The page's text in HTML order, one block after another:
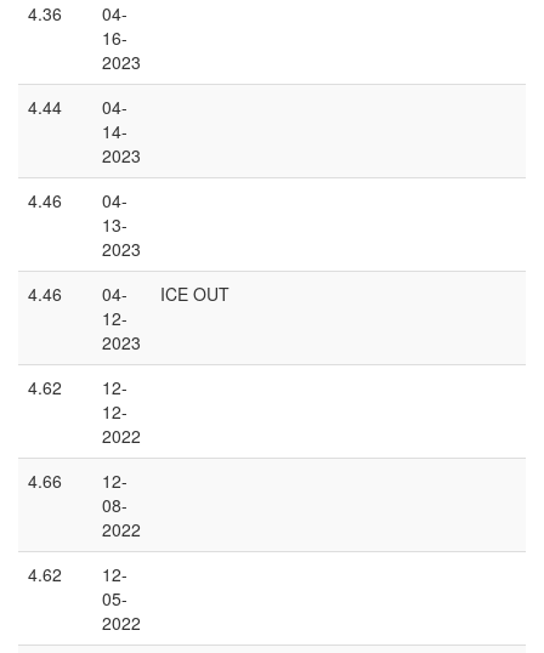
4.36
04-
16-
2023
4.44
04-
14-
2023
4.46
04-
13-
2023
4.46
04-
12-
2023
ICE OUT
4.62
12-
12-
2022
4.66
12-
08-
2022
4.62
12-
05-
2022